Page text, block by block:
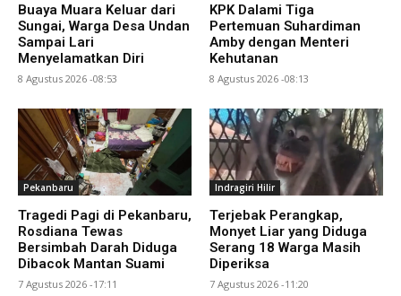
Buaya Muara Keluar dari
Sungai, Warga Desa Undan
Sampai Lari
Menyelamatkan Diri
8 Agustus 2026 -08:53
KPK Dalami Tiga
Pertemuan Suhardiman
Amby dengan Menteri
Kehutanan
8 Agustus 2026 -08:13
Pekanbaru
Tragedi Pagi di Pekanbaru,
Rosdiana Tewas
Bersimbah Darah Diduga
Dibacok Mantan Suami
7 Agustus 2026 -17:11
Indragiri Hilir
Terjebak Perangkap,
Monyet Liar yang Diduga
Serang 18 Warga Masih
Diperiksa
7 Agustus 2026 -11:20